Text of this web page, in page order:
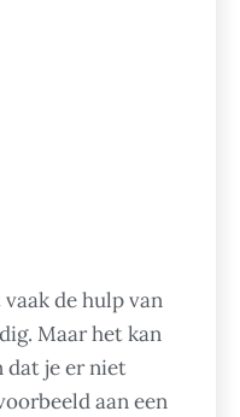
de hulp van
Maar het kan
dat je er niet
aan een